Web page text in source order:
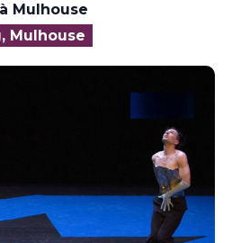
Mulhouse
Mulhouse